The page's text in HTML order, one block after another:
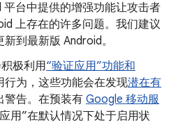
平台中提供的增强功能让攻击者
上存在的许多问题。我们建议
到最新版 Android。
极利用“验证应用”功能和
行为，这些功能会在发现潜在有
警告。在预装有 Google 移动服
用”在默认情况下处于启用状